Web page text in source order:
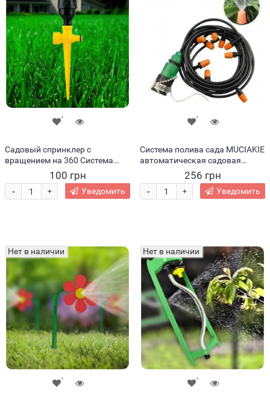
Садовый спринклер с
вращением на 360 Система
полива AND204/205
100 грн
+
- Уведомить
Система полива сада MUCIAKIE
автоматическая садовая
насадка для полива, 4/7 мм
(60)
256 грн
+
- Уведомить
Нет в наличии Нет в наличии